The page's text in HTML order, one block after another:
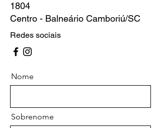
1804
Centro - Balneário Camboriú/SC
Redes sociais
Nome
Sobrenome